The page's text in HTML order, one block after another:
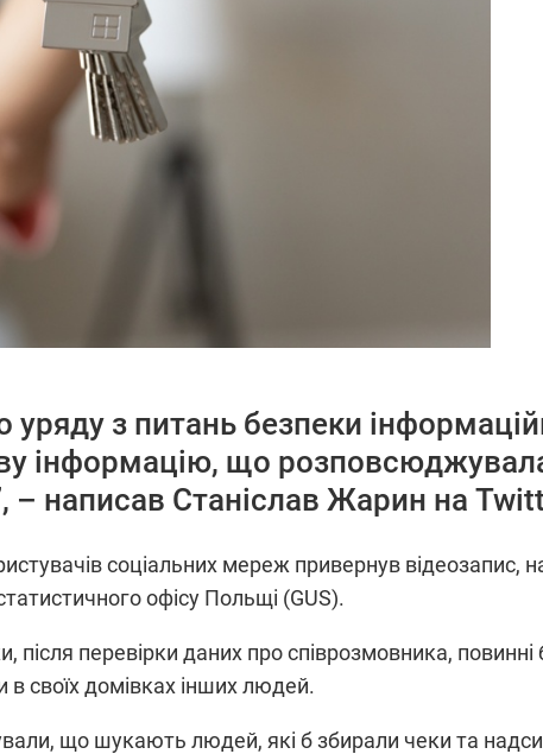
уряду з питань безпеки
інформацію, що
– написав Станіслав Жарин на
соціальних мереж привернув відеозапис,
офісу Польщі (GUS).
після перевірки даних про співрозмовника,
своїх домівках інших людей.
що шукають людей, які б збирали чеки та